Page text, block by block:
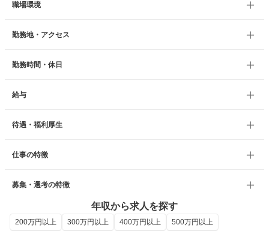
職場環境
勤務地・アクセス
勤務時間・休日
給与
待遇・福利厚生
仕事の特徴
募集・選考の特徴
年収から求人を探す
200万円以上 300万円以上 400万円以上 500万円以上